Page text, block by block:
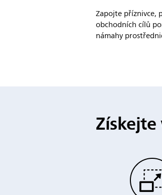
Zapojte příznivce,
obchodních cílů
námahy